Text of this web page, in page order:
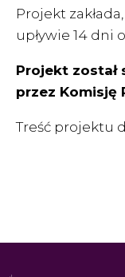
Projekt
upływie 14 dni
Projekt
przez Komisję
Treść projektu